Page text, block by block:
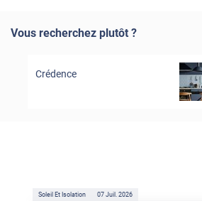
Vous recherchez plutôt ?
Crédence
Soleil Et Isolation 07 Juil. 2026